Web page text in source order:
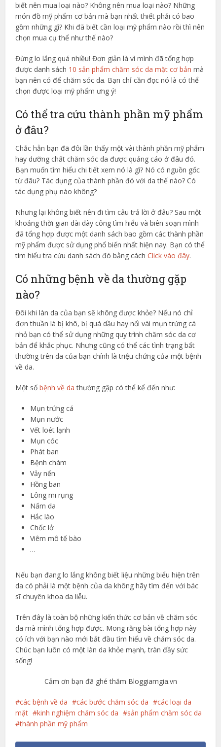
biết nên mua loại nào? Không nên mua loại nào? Những
món đồ mỹ phẩm cơ bản mà bạn nhất thiết phải có bao
gồm những gì? Khi đã biết cần loại mỹ phẩm nào rồi thì nên
chọn mua cụ thể như thế nào?
Đừng lo lắng quá nhiều! Đơn giản là vì mình đã tổng hợp
được danh sách 10 sản phẩm chăm sóc da mặt cơ bản mà
bạn nên có để chăm sóc da. Bạn chỉ cần đọc nó là có thể
chọn được loại mỹ phẩm ưng ý!
Có thể tra cứu thành phần mỹ phẩm
ở đâu?
Chắc hẳn bạn đã đôi lần thấy một vài thành phần mỹ phẩm
hay dưỡng chất chăm sóc da được quảng cáo ở đâu đó.
Bạn muốn tìm hiểu chi tiết xem nó là gì? Nó có nguồn gốc
từ đâu? Tác dụng của thành phần đó với da thế nào? Có
tác dụng phụ nào không?
Nhưng lại không biết nên đi tìm câu trả lời ở đâu? Sau một
khoảng thời gian dài dày công tìm hiểu và biên soạn mình
đã tổng hợp được một danh sách bao gồm các thành phần
mỹ phẩm được sử dụng phổ biến nhất hiện nay. Bạn có thể
tìm hiểu tra cứu danh sách đó bằng cáchClick vào đây.
Có những bệnh về da thường gặp
nào?
Đôi khi làn da của bạn sẽ không được khỏe? Nếu nó chỉ
đơn thuần là bị khô, bị quá dầu hay nổi vài mụn trứng cá
nhỏ bạn có thể sử dụng những quy trình chăm sóc da cơ
bản để khắc phục. Nhưng cũng có thể các tình trạng bất
thường trên da của bạn chính là triệu chứng của một bệnh
về da.
Một sốbệnh về da thường gặp có thể kể đến như:
Mụn trứng cá
Mụn nước
Vết loét lạnh
Mụn cóc
Phát ban
Bệnh chàm
Vảy nến
Hồng ban
Lông mi rụng
Nấm da
Hắc lào
Chốc lở
Viêm mô tế bào
…
Nếu bạn đang lo lắng không biết liệu những biểu hiện trên
da có phải là một bệnh của da không hãy tìm đến với bác
sĩ chuyên khoa da liễu.
Trên đây là toàn bộ những kiến thức cơ bản về chăm sóc
da mà mình tổng hợp được. Mong rằng bài tổng hợp này
có ích với bạn nào mới bắt đầu tìm hiểu về chăm sóc da.
Chúc bạn luôn có một làn da khỏe mạnh, tràn đầy sức
sống!
Cảm ơn bạn đã ghé thăm Bloggiamgia.vn
các bệnh về da các bước chăm sóc da
các loại da
mặt
kinh nghiệm chăm sóc da
sản phẩm chăm sóc da
thành phần mỹ phẩm